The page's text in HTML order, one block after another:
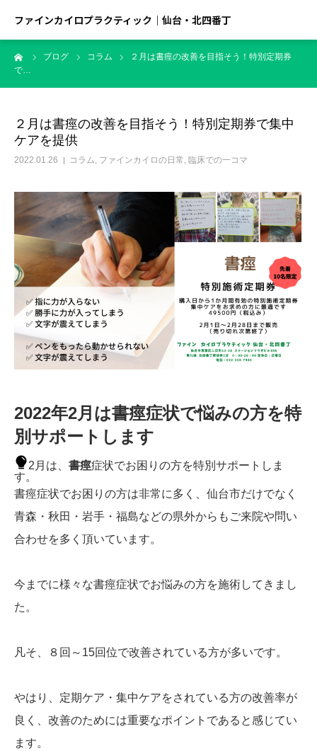
ファインカイロプラクティック｜仙台・北四番丁
ブログ コラム
２月は書痙の改善を目指そう！特別定期券
で…
２月は書痙の改善を目指そう！特別定期券で集中
ケアを提供
2022.01.26 コラム, ファインカイロの日常, 臨床での一コマ
2022年2月は書痙症状で悩みの方を特
別サポートします
2月は、 書痙症状でお困りの方を特別サポートしま
す。
書痙症状でお困りの方は非常に多く、仙台市だけでなく
青森・秋田・岩手・福島などの県外からもご来院や問い
合わせを多く頂いています。
今までに様々な書痙症状でお悩みの方を施術してきまし
た。
凡そ、８回～15回位で改善されている方が多いです。
やはり、定期ケア・集中ケアをされている方の改善率が
良く、改善のためには重要なポイントであると感じてい
ます。